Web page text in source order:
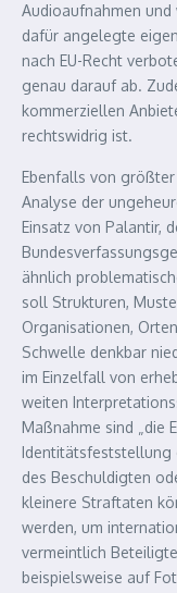
Audioaufnahmen und
dafür angelegte
nach EU-Recht
genau darauf ab.
kommerziellen
rechtswidrig ist.
Ebenfalls von
Analyse der
Einsatz von Palantir,
ähnlich
soll Strukturen,
Organisationen,
Schwelle denkbar
im Einzelfall von
weiten
Maßnahme sind „die
Identitätsfeststellung
des Beschuldigten
kleinere Straftaten
werden, um
vermeintlich
beispielsweise auf